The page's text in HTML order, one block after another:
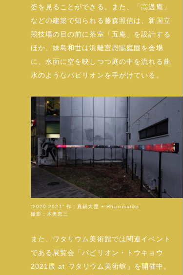
姿を見ることができる。また、「高過庵」
などの建築で知られる藤森照信は、新国立
競技場の目の前に茶室「五庵」を設計する
ほか、妹島和世は浜離宮恩賜庭園を会場
に、水面に空を映しつつ庭の中を流れる曲
水のようなパビリオンを手がけている。
“2020-2021” 作：真鍋大度 + Rhizomatiks
撮影：木奥恵三
また、ワタリウム美術館では関連イベント
である展覧会「パビリオン・トウキョウ
2021展 at ワタリウム美術館」を開催中。